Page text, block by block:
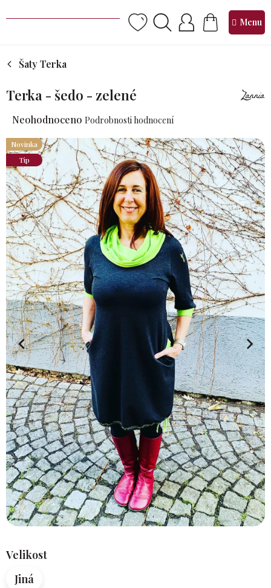
na
NÁKUPNÍ
KOŠÍK
Šaty Terka
Terka - šedo - zelené
Průměrné
produktu
je
0,0
z 5
hvězdiček.
Neohodnoceno Podrobnosti hodnocení
Novinka
Tip
Velikost
Jiná